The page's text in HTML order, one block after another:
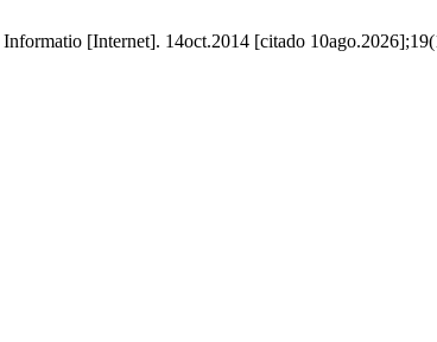
[Internet]. 14oct.2014 [citado